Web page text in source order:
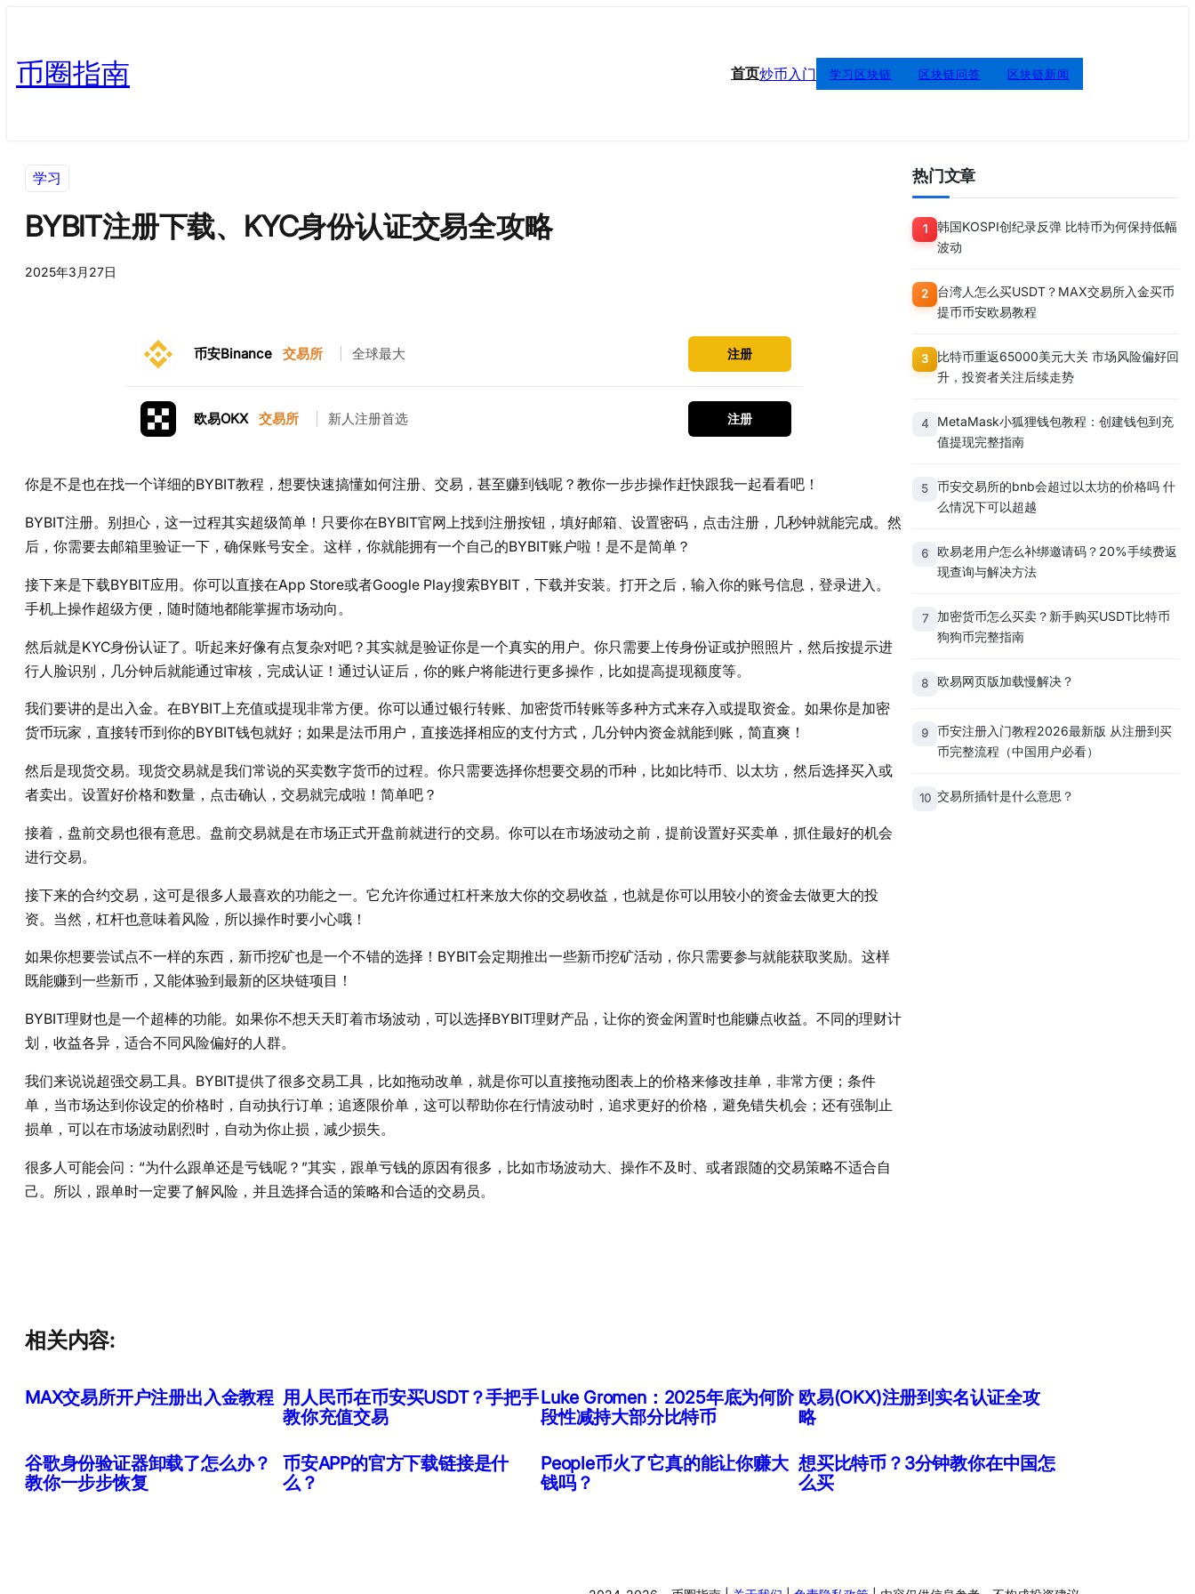
币圈指南 首页炒币入门 学习区块链 区块链问答 区块链新闻
学习
BYBIT注册下载、KYC身份认证交易全攻略
2025年3月27日
币安Binance 交易所 全球最大 注册
欧易OKX 交易所 新人注册首选 注册
你是不是也在找一个详细的BYBIT教程，想要快速搞懂如何注册、交易，甚至赚到钱呢？教你一步步操作赶快跟我一起看看吧！
BYBIT注册。别担心，这一过程其实超级简单！只要你在BYBIT官网上找到注册按钮，填好邮箱、设置密码，点击注册，几秒钟就能完成。然
后，你需要去邮箱里验证一下，确保账号安全。这样，你就能拥有一个自己的BYBIT账户啦！是不是简单？
接下来是下载BYBIT应用。你可以直接在App Store或者Google Play搜索BYBIT，下载并安装。打开之后，输入你的账号信息，登录进入。
手机上操作超级方便，随时随地都能掌握市场动向。
然后就是KYC身份认证了。听起来好像有点复杂对吧？其实就是验证你是一个真实的用户。你只需要上传身份证或护照照片，然后按提示进
行人脸识别，几分钟后就能通过审核，完成认证！通过认证后，你的账户将能进行更多操作，比如提高提现额度等。
我们要讲的是出入金。在BYBIT上充值或提现非常方便。你可以通过银行转账、加密货币转账等多种方式来存入或提取资金。如果你是加密
货币玩家，直接转币到你的BYBIT钱包就好；如果是法币用户，直接选择相应的支付方式，几分钟内资金就能到账，简直爽！
然后是现货交易。现货交易就是我们常说的买卖数字货币的过程。你只需要选择你想要交易的币种，比如比特币、以太坊，然后选择买入或
者卖出。设置好价格和数量，点击确认，交易就完成啦！简单吧？
接着，盘前交易也很有意思。盘前交易就是在市场正式开盘前就进行的交易。你可以在市场波动之前，提前设置好买卖单，抓住最好的机会
进行交易。
接下来的合约交易，这可是很多人最喜欢的功能之一。它允许你通过杠杆来放大你的交易收益，也就是你可以用较小的资金去做更大的投
资。当然，杠杆也意味着风险，所以操作时要小心哦！
如果你想要尝试点不一样的东西，新币挖矿也是一个不错的选择！BYBIT会定期推出一些新币挖矿活动，你只需要参与就能获取奖励。这样
既能赚到一些新币，又能体验到最新的区块链项目！
BYBIT理财也是一个超棒的功能。如果你不想天天盯着市场波动，可以选择BYBIT理财产品，让你的资金闲置时也能赚点收益。不同的理财计
划，收益各异，适合不同风险偏好的人群。
我们来说说超强交易工具。BYBIT提供了很多交易工具，比如拖动改单，就是你可以直接拖动图表上的价格来修改挂单，非常方便；条件
单，当市场达到你设定的价格时，自动执行订单；追逐限价单，这可以帮助你在行情波动时，追求更好的价格，避免错失机会；还有强制止
损单，可以在市场波动剧烈时，自动为你止损，减少损失。
很多人可能会问：“为什么跟单还是亏钱呢？”其实，跟单亏钱的原因有很多，比如市场波动大、操作不及时、或者跟随的交易策略不适合自
己。所以，跟单时一定要了解风险，并且选择合适的策略和合适的交易员。
热门文章
1
韩国KOSPI创纪录反弹 比特币为何保持低幅
波动
2
台湾人怎么买USDT？MAX交易所入金买币
提币币安欧易教程
3
比特币重返65000美元大关 市场风险偏好回
升，投资者关注后续走势
4
MetaMask小狐狸钱包教程：创建钱包到充
值提现完整指南
5
币安交易所的bnb会超过以太坊的价格吗 什
么情况下可以超越
6
欧易老用户怎么补绑邀请码？20%手续费返
现查询与解决方法
7
加密货币怎么买卖？新手购买USDT比特币
狗狗币完整指南
8 欧易网页版加载慢解决？
9
币安注册入门教程2026最新版 从注册到买
币完整流程（中国用户必看）
10 交易所插针是什么意思？
相关内容:
MAX交易所开户注册出入金教程 用人民币在币安买USDT？手把手
教你充值交易
Luke Gromen：2025年底为何阶
段性减持大部分比特币
欧易(OKX)注册到实名认证全攻
略
谷歌身份验证器卸载了怎么办？
教你一步步恢复
币安APP的官方下载链接是什
么？
People币火了它真的能让你赚大
钱吗？
想买比特币？3分钟教你在中国怎
么买